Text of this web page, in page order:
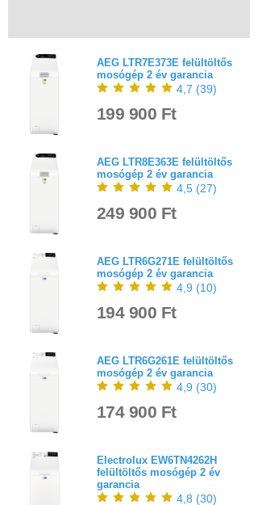
AEG LTR7E373E felültöltős
mosógép 2 év garancia
4,7 (39)
199 900 Ft
AEG LTR8E363E felültöltős
mosógép 2 év garancia
4,5 (27)
249 900 Ft
AEG LTR6G271E felültöltős
mosógép 2 év garancia
4,9 (10)
194 900 Ft
AEG LTR6G261E felültöltős
mosógép 2 év garancia
4,9 (30)
174 900 Ft
Electrolux EW6TN4262H
felültöltős mosógép 2 év
garancia
4,8 (30)